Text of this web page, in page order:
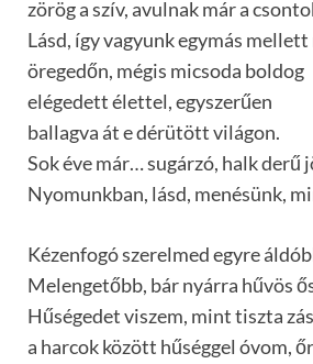
zörög a szív, avulnak már a
Lásd, így vagyunk egymás
öregedőn, mégis micsoda boldog
elégedett élettel, egyszerűen
ballagva át e dérütött világon.
Sok éve már… sugárzó, halk derű
Nyomunkban, lásd, menésünk,
Kézenfogó szerelmed egyre
Melengetőbb, bár nyárra hűvös
Hűségedet viszem, mint tiszta
a harcok között hűséggel óvom,